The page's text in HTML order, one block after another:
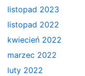
listopad 2023
listopad 2022
kwiecień 2022
marzec 2022
luty 2022